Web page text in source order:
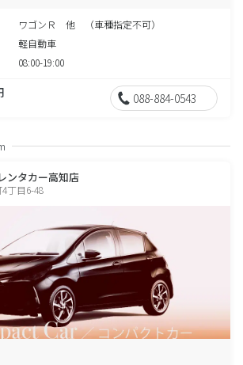
ワゴンＲ 他 （車種指定不可）
軽自動車
08:00-19:00
088-884-0543
ンタカー高知店
丁目6-48